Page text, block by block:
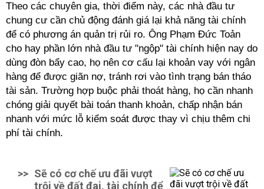
Theo các chuyên gia, thời điểm này, các nhà đầu tư
chung cư cần chủ động đánh giá lại khả năng tài chính
để có phương án quản trị rủi ro. Ông Phạm Đức Toản
cho hay phần lớn nhà đầu tư "ngộp" tài chính hiện nay do
dùng đòn bẩy cao, họ nên cơ cấu lại khoản vay với ngân
hàng để được giãn nợ, tránh rơi vào tình trạng bán tháo
tài sản. Trường hợp buộc phải thoát hàng, họ cần nhanh
chóng giải quyết bài toán thanh khoản, chấp nhận bán
nhanh với mức lỗ kiểm soát được thay vì chịu thêm chi
phí tài chính.
>> Sẽ có cơ chế ưu đãi vượt
trội về đất đai, tài chính để